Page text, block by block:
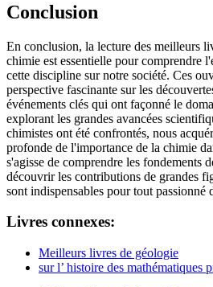
Conclusion
En conclusion, la lecture des meilleurs
chimie est essentielle pour comprendre
cette discipline sur notre société. Ces
perspective fascinante sur les
événements clés qui ont façonné le
explorant les grandes avancées
chimistes ont été confrontés, nous
profonde de l'importance de la chimie
s'agisse de comprendre les fondements
découvrir les contributions de grandes
sont indispensables pour tout passionné
Livres connexes:
Meilleurs livres de géologie
sur l’ histoire des mathématiques